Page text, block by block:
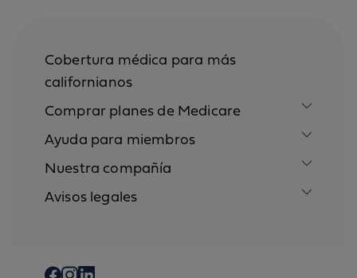
Cobertura médica para más
californianos
Comprar planes de Medicare
Ayuda para miembros
Nuestra compañía
Avisos legales